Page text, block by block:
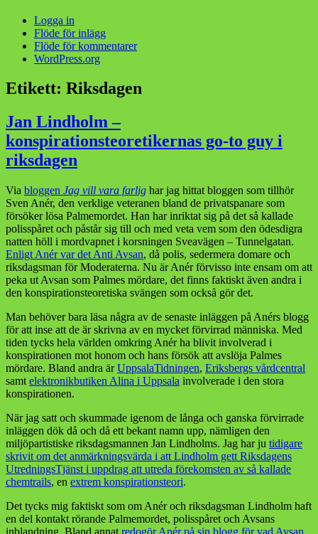
Logga in
Flöde för inlägg
Flöde för kommentarer
WordPress.org
Etikett: Riksdagen
Jan Lindholm –
konspirationsteoretikernas go-to guy i
riksdagen
Via bloggen Jag vill vara farlig har jag hittat bloggen som tillhör
Sven Anér, den verklige veteranen bland de privatspanare som
försöker lösa Palmemordet. Han har inriktat sig på det så kallade
polisspåret och påstår sig till och med veta vem som den ödesdigra
natten höll i mordvapnet i korsningen Sveavägen – Tunnelgatan.
Enligt Anér var det Anti Avsan, då polis, sedermera domare och
riksdagsman för Moderaterna. Nu är Anér förvisso inte ensam om att
peka ut Avsan som Palmes mördare, det finns faktiskt även andra i
den konspirationsteoretiska svängen som också gör det.
Man behöver bara läsa några av de senaste inläggen på Anérs blogg
för att inse att de är skrivna av en mycket förvirrad människa. Med
tiden tycks hela världen omkring Anér ha blivit involverad i
konspirationen mot honom och hans försök att avslöja Palmes
mördare. Bland andra ärUppsalaTidningen, Eriksbergs vårdcentral
samt elektronikbutiken Alina i Uppsala involverade i den stora
konspirationen.
När jag satt och skummade igenom de långa och ganska förvirrade
inläggen dök då och då ett bekant namn upp, nämligen den
miljöpartistiske riksdagsmannen Jan Lindholms. Jag har ju tidigare
skrivit om det anmärkningsvärda i att Lindholm gett Riksdagens
UtredningsTjänst i uppdrag att utreda förekomsten av så kallade
chemtrails, en extrem konspirationsteori.
Det tycks mig faktiskt som om Anér och riksdagsman Lindholm haft
en del kontakt rörande Palmemordet, polisspåret och Avsans